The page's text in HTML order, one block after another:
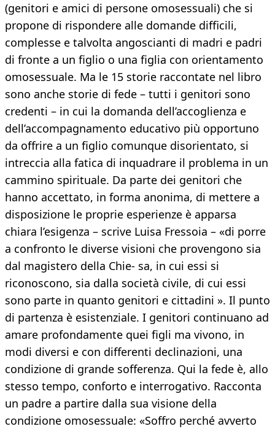
(genitori e amici di persone omosessuali) che si
propone di rispondere alle domande difficili,
complesse e talvolta angoscianti di madri e padri
di fronte a un figlio o una figlia con orientamento
omosessuale. Ma le 15 storie raccontate nel libro
sono anche storie di fede – tutti i genitori sono
credenti – in cui la domanda dell’accoglienza e
dell’accompagnamento educativo più opportuno
da offrire a un figlio comunque disorientato, si
intreccia alla fatica di inquadrare il problema in un
cammino spirituale. Da parte dei genitori che
hanno accettato, in forma anonima, di mettere a
disposizione le proprie esperienze è apparsa
chiara l’esigenza – scrive Luisa Fressoia – «di porre
a confronto le diverse visioni che provengono sia
dal magistero della Chie- sa, in cui essi si
riconoscono, sia dalla società civile, di cui essi
sono parte in quanto genitori e cittadini ». Il punto
di partenza è esistenziale. I genitori continuano ad
amare profondamente quei figli ma vivono, in
modi diversi e con differenti declinazioni, una
condizione di grande sofferenza. Qui la fede è, allo
stesso tempo, conforto e interrogativo. Racconta
un padre a partire dalla sua visione della
condizione omosessuale: «Soffro perché avverto